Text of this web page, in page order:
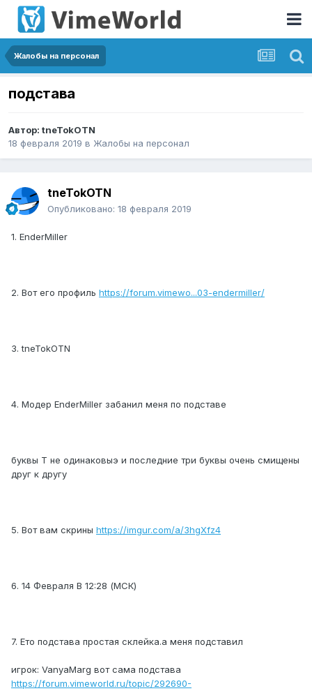
Жалобы на персонал
подстава
Автор: tneTokOTN
18 февраля 2019 в Жалобы на персонал
tneTokOTN
Опубликовано: 18 февраля 2019
1. EnderMiller
2. Вот его профиль https://forum.vimewo...03-endermiller/
3. tneTokOTN
4. Модер EnderMiller забанил меня по подставе
буквы T не одинаковыэ и последние три буквы очень смищены
друг к другу
5. Вот вам скрины https://imgur.com/a/3hgXfz4
6. 14 Февраля В 12:28 (МСК)
7. Ето подстава простая склейка.a меня подставил
игрок: VanyaMarg вот сама подстава
https://forum.vimeworld.ru/topic/292690-